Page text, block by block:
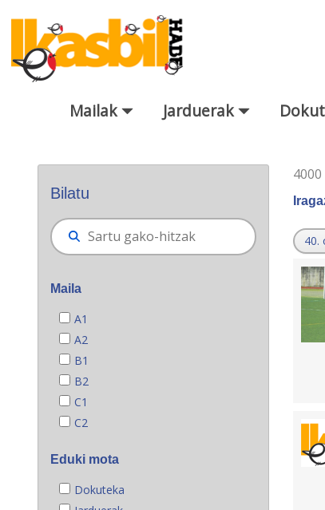
Eduki nagusira joan
Mailak Jarduerak
Bilatu
Maila
A1
A2
B1
B2
C1
C2
Eduki mota
Dokuteka
40.